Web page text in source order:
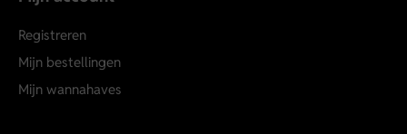
Registreren
Mijn bestellingen
Mijn wannahaves